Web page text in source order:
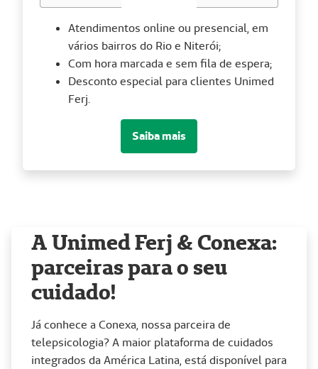
Atendimentos online ou presencial, em
vários bairros do Rio e Niterói;
Com hora marcada e sem fila de espera;
Desconto especial para clientes Unimed
Ferj.
Saiba mais
A Unimed Ferj & Conexa:
parceiras para o seu
cuidado!
Já conhece a Conexa, nossa parceira de
telepsicologia? A maior plataforma de cuidados
integrados da América Latina, está disponível para